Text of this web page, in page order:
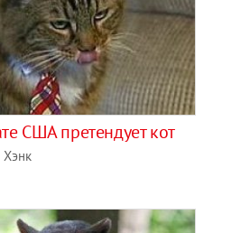
США претендует кот